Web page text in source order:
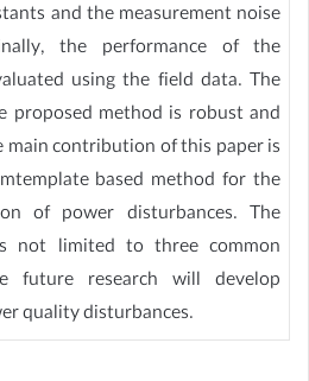
and the measurement noise
the performance of the
using the field data. The
proposed method is robust and
main contribution of this paper is
based method for the
of power disturbances. The
not limited to three common
future research will develop
quality disturbances.